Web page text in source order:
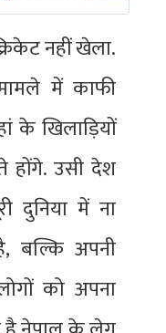
नहीं खेला.
में काफी
के खिलाड़ियों
होंगे. उसी देश
दुनिया में ना
बल्कि अपनी
को अपना